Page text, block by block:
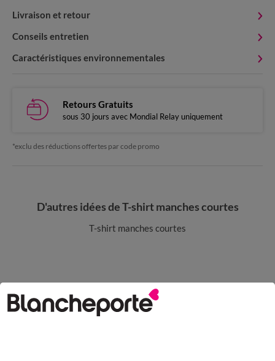
Livraison et retour
Conseils entretien
Caractéristiques environnementales
Retours Gratuits
sous 30 jours avec Mondial Relay uniquement
*exclu des réductions offertes par code promo
D'autres idées de T-shirt manches courtes
T-shirt manches courtes
Paiement 100% sécurisé
Payez plus tard ou en plusieurs fois